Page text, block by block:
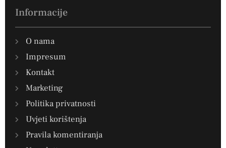
Informacije
O nama
Impresum
Kontakt
Marketing
Politika privatnosti
Uvjeti korištenja
Pravila komentiranja